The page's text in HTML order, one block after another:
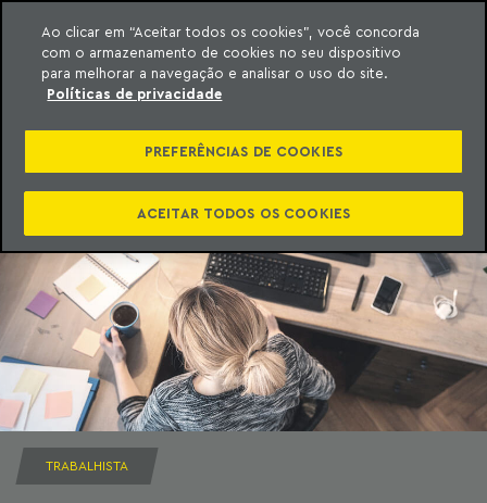
o conteúdo
Machado Meyer
TRABALHISTA
Ao clicar em “Aceitar todos os cookies”, você concorda
com o armazenamento de cookies no seu dispositivo
para melhorar a navegação e analisar o uso do site.
Políticas de privacidade
PREFERÊNCIAS DE COOKIES
ACEITAR TODOS OS COOKIES